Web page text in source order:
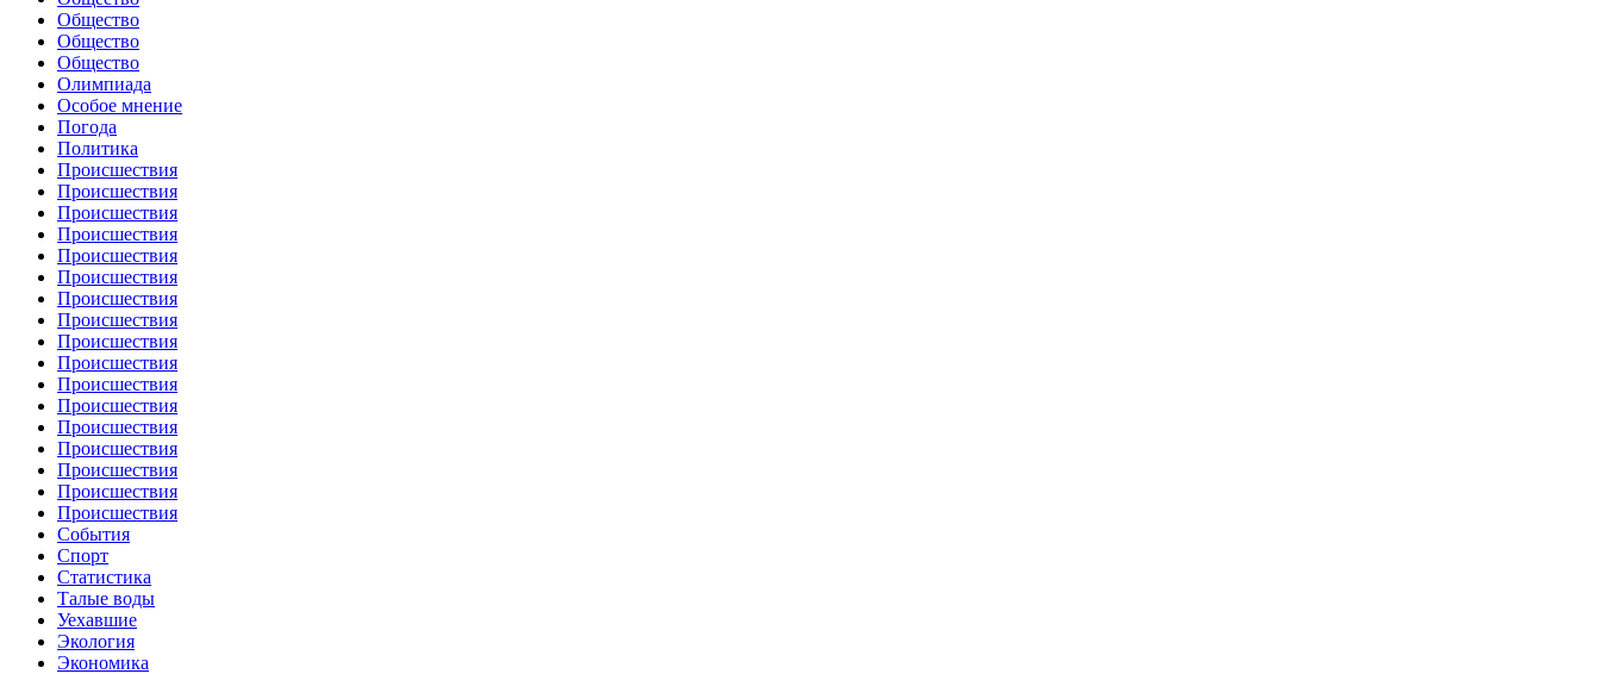
Общество
Общество
Общество
Олимпиада
Особое мнение
Погода
Политика
Происшествия
Происшествия
Происшествия
Происшествия
Происшествия
Происшествия
Происшествия
Происшествия
Происшествия
Происшествия
Происшествия
Происшествия
Происшествия
Происшествия
Происшествия
Происшествия
Происшествия
События
Спорт
Статистика
Талые воды
Уехавшие
Экология
Экономика